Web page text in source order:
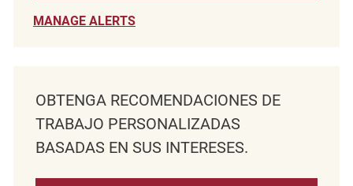
MANAGE ALERTS
OBTENGA RECOMENDACIONES DE
TRABAJO PERSONALIZADAS
BASADAS EN SUS INTERESES.